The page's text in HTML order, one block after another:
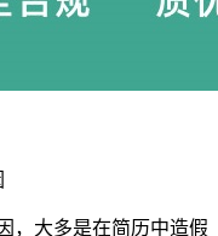
大多是在简历中造假